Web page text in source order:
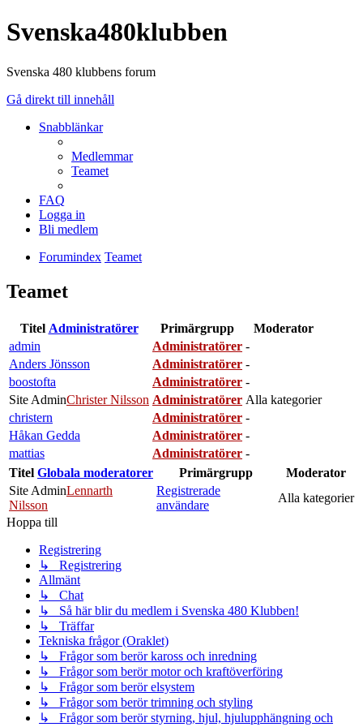
Svenska480klubben
Svenska 480 klubbens forum
Gå direkt till innehåll
Snabblänkar
Medlemmar
Teamet
FAQ
Logga in
Bli medlem
Forumindex Teamet
Teamet
Titel Administratörer Primärgrupp
Moderator
admin
Administratörer -
Anders Jönsson
Administratörer -
boostofta
Administratörer -
Site AdminChrister Nilsson Administratörer Alla kategorier
christern
Administratörer -
Håkan Gedda
Administratörer -
mattias
Administratörer -
Titel Globala moderatorer Primärgrupp
Moderator
Site AdminLennarth
Nilsson
Registrerade
användare
Alla kategorier
Hoppa till
Registrering
↳ Registrering
Allmänt
↳ Chat
↳ Så här blir du medlem i Svenska 480 Klubben!
↳ Träffar
Tekniska frågor (Oraklet)
↳ Frågor som berör kaross och inredning
↳ Frågor som berör motor och kraftöverföring
↳ Frågor som berör elsystem
↳ Frågor som berör trimning och styling
↳ Frågor som berör styrning, hjul, hjulupphängning och